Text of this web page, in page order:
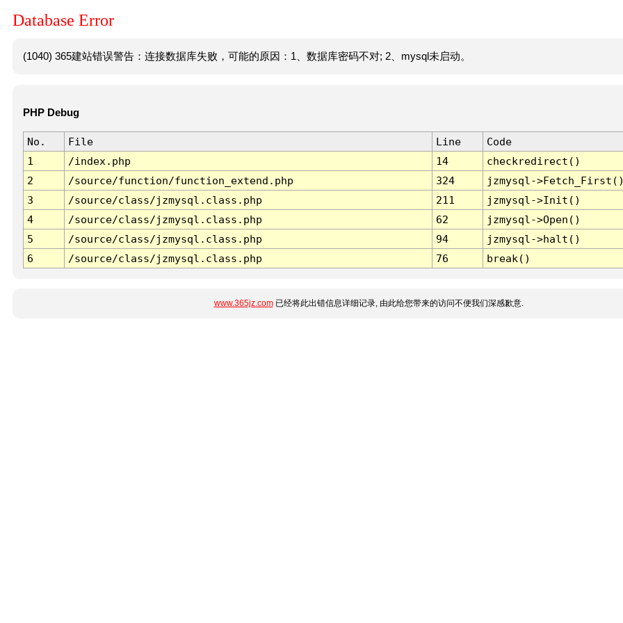
Database Error
(1040) 365建站错误警告：连接数据库失败，可能的原因：1、数据库密码不对; 2、mysql未启动。
PHP Debug
No. File Line
Code
1
/index.php 14
checkredirect()
2
/source/function/function_extend.php 324
jzmysql-
3
/source/class/jzmysql.class.php 211
jzmysql->Init()
4
/source/class/jzmysql.class.php 62
jzmysql->Open()
5
/source/class/jzmysql.class.php 94
jzmysql->halt()
6
/source/class/jzmysql.class.php 76 break()
www.365jz.com已经将此出错信息详细记录, 由此给您带来的访问不便我们深感歉意.